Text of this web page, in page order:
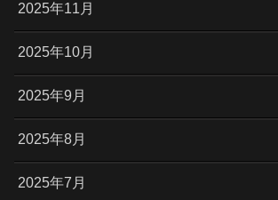
2025年11月
2025年10月
2025年9月
2025年8月
2025年7月